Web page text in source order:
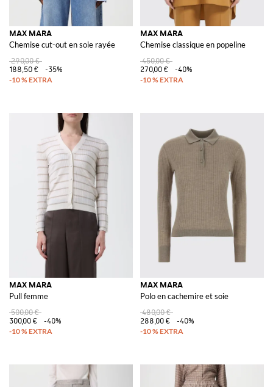
MAX MARA
Chemise cut-out en soie rayée
290,00 €
188,50 €
-35%
MAX MARA
Chemise classique en popeline
450,00 €
270,00 €
-40%
MAX MARA
Pull femme
500,00 €
300,00 €
-40%
MAX MARA
Polo en cachemire et soie
480,00 €
288,00 €
-40%